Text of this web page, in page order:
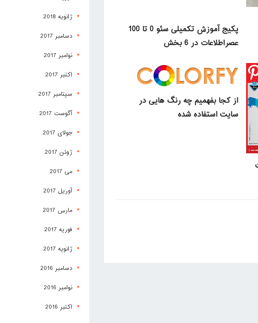
پکیج آموزش تکمیلی سئو 0 تا 100
عصراطلاعات در 6 بخش
از کجا بفهمیم چه رنگ هایی در
سایت استفاده شده
ژانویه 2018
دسامبر 2017
نوامبر 2017
اکتبر 2017
سپتامبر 2017
آگوست 2017
جولای 2017
ژوئن 2017
می 2017
آوریل 2017
مارس 2017
فوریه 2017
ژانویه 2017
دسامبر 2016
نوامبر 2016
اکتبر 2016